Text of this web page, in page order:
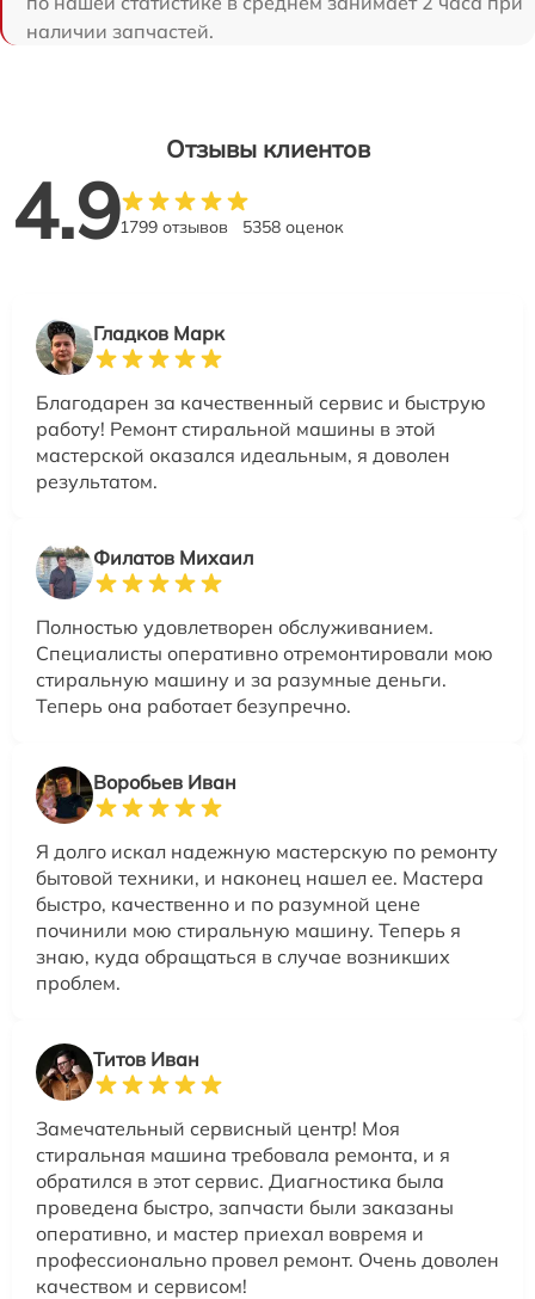
наличии запчастей.
Отзывы клиентов
4.91799 отзывов 5358 оценок
Гладков Марк
Благодарен за качественный сервис и быструю
работу! Ремонт стиральной машины в этой
мастерской оказался идеальным, я доволен
результатом.
Филатов Михаил
Полностью удовлетворен обслуживанием.
Специалисты оперативно отремонтировали мою
стиральную машину и за разумные деньги.
Теперь она работает безупречно.
Воробьев Иван
Я долго искал надежную мастерскую по ремонту
бытовой техники, и наконец нашел ее. Мастера
быстро, качественно и по разумной цене
починили мою стиральную машину. Теперь я
знаю, куда обращаться в случае возникших
проблем.
Титов Иван
Замечательный сервисный центр! Моя
стиральная машина требовала ремонта, и я
обратился в этот сервис. Диагностика была
проведена быстро, запчасти были заказаны
оперативно, и мастер приехал вовремя и
профессионально провел ремонт. Очень доволен
качеством и сервисом!